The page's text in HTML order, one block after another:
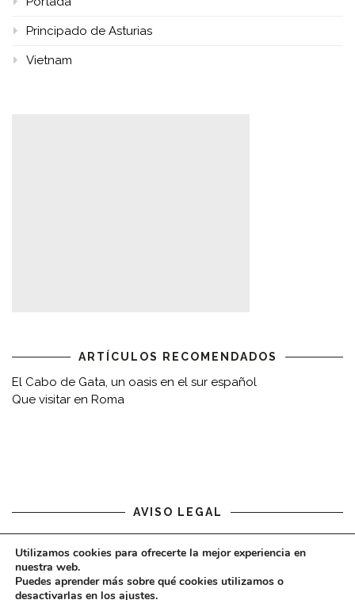
Principado de Asturias
Vietnam
ARTÍCULOS RECOMENDADOS
El Cabo de Gata, un oasis en el sur español
Que visitar en Roma
AVISO LEGAL
Aviso legal
Utilizamos cookies para ofrecerte la mejor experiencia en
nuestra web.
Puedes aprender más sobre qué cookies utilizamos o
desactivarlas en los ajustes.